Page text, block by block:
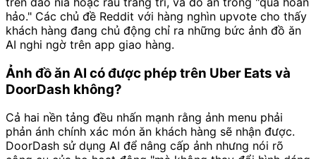
hảo." Các chủ đề Reddit với hàng nghìn upvote cho thấy
khách hàng đang chủ động chỉ ra những bức ảnh đồ ăn
AI nghi ngờ trên app giao hàng.
Ảnh đồ ăn AI có được phép trên Uber Eats và
DoorDash không?
Cả hai nền tảng đều nhấn mạnh rằng ảnh menu phải
phản ánh chính xác món ăn khách hàng sẽ nhận được.
DoorDash sử dụng AI để nâng cấp ảnh nhưng nói rõ